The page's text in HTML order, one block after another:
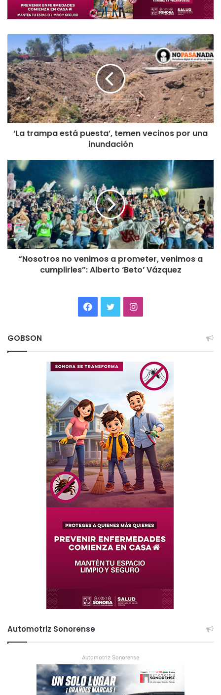
‘La trampa está puesta’, temen vecinos por una
inundación
“Nosotros no venimos a prometer, venimos a
cumplirles”: Alberto ‘Beto’ Vázquez
Facebook
TwitterInstagram
GOBSON
Automotriz Sonorense
Automotriz Sonorense